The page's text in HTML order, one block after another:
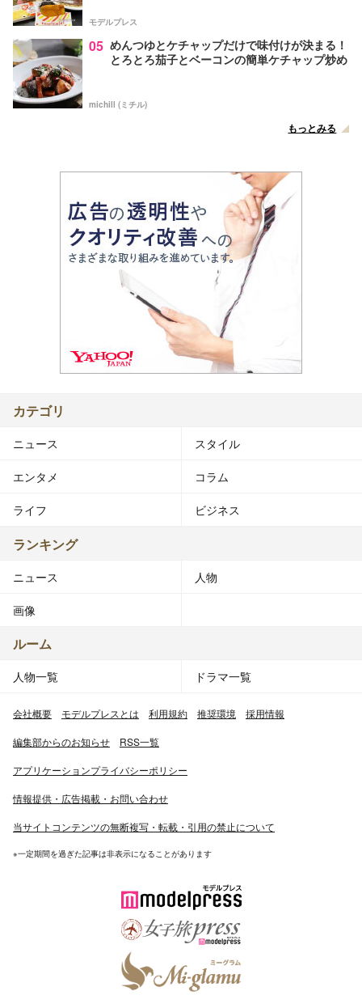
モデルプレス
05 めんつゆとケチャップだけで味付けが決まる！
とろとろ茄子とベーコンの簡単ケチャップ炒め
michill (ミチル)
もっとみる
カテゴリ
ニュース スタイル
エンタメ コラム
ライフ ビジネス
ランキング
ニュース 人物
画像
ルーム
人物一覧 ドラマ一覧
会社概要 モデルプレスとは 利用規約 推奨環境 採用情報
編集部からのお知らせ RSS一覧
アプリケーションプライバシーポリシー
情報提供・広告掲載・お問い合わせ
当サイトコンテンツの無断複写・転載・引用の禁止について
※一定期間を過ぎた記事は非表示になることがあります